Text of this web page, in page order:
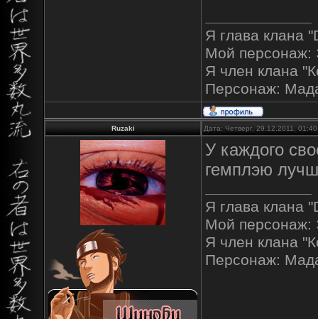
Я глава клана
Мой персонаж:
Я член клана
Персонаж:
Ruzaki Дата: Четверг, 29.12.2011,
У каждого
гемплэю
Я глава клана
Мой персонаж:
Я член клана
Персонаж: